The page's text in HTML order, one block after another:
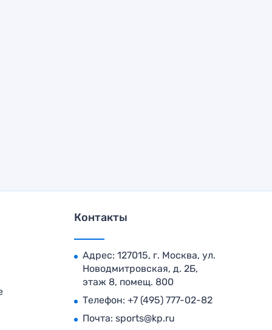
Контакты
Адрес: 127015, г. Москва, ул.
Новодмитровская, д. 2Б,
этаж 8, помещ. 800
Телефон: +7 (495) 777-02-82
Почта: sports@kp.ru